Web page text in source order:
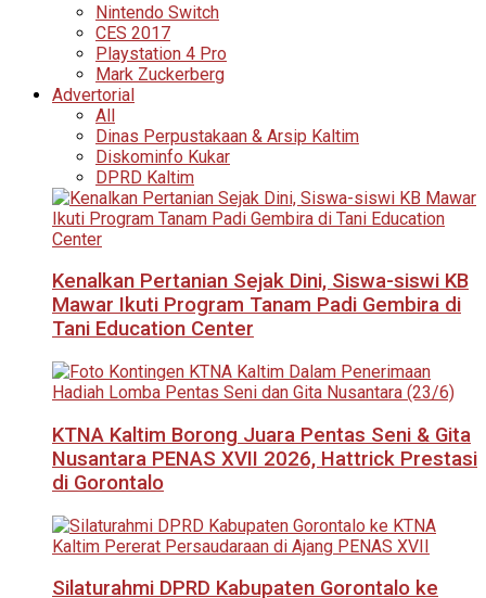
Nintendo Switch
CES 2017
Playstation 4 Pro
Mark Zuckerberg
Advertorial
All
Dinas Perpustakaan & Arsip Kaltim
Diskominfo Kukar
DPRD Kaltim
Kenalkan Pertanian Sejak Dini, Siswa-siswi KB
Mawar Ikuti Program Tanam Padi Gembira di
Tani Education Center
KTNA Kaltim Borong Juara Pentas Seni & Gita
Nusantara PENAS XVII 2026, Hattrick Prestasi
di Gorontalo
Silaturahmi DPRD Kabupaten Gorontalo ke